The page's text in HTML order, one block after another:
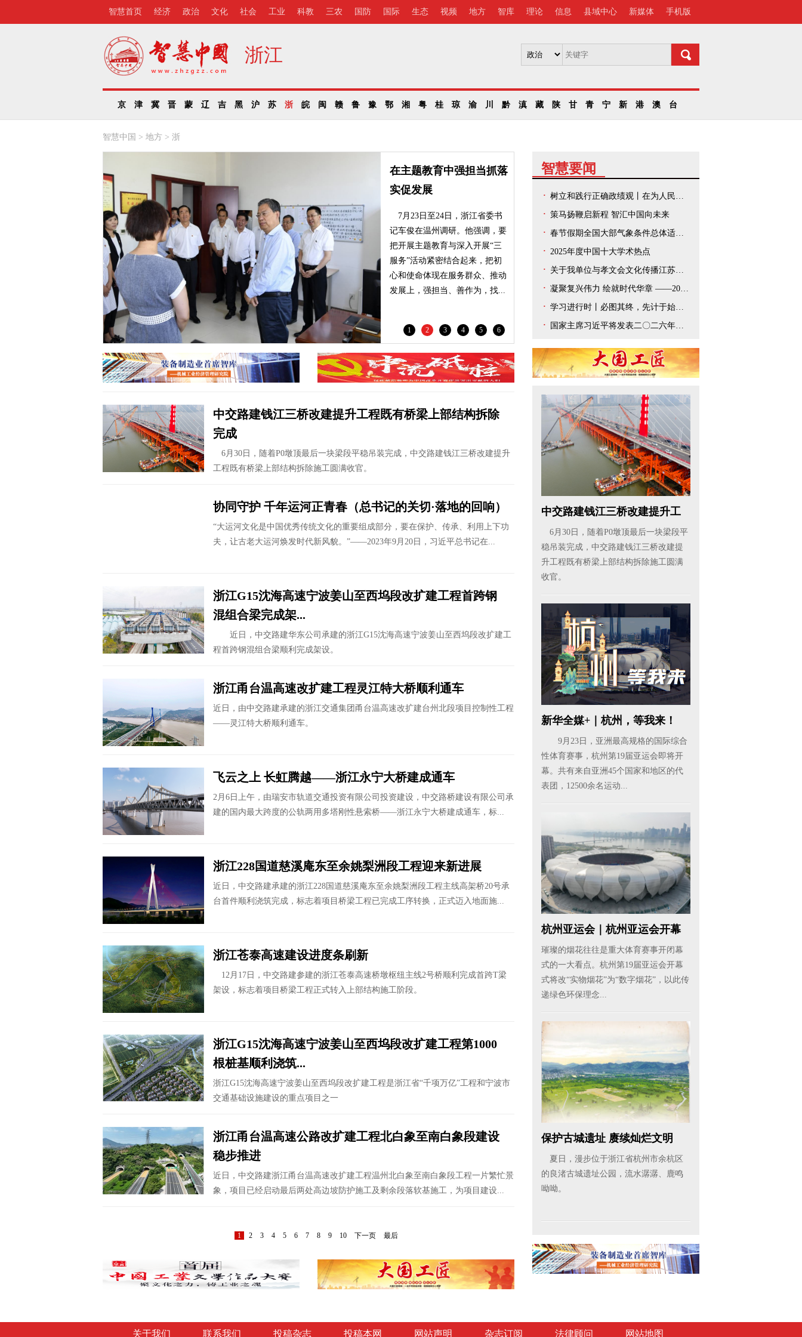
智慧首页 经济 政治 文化 社会 工业 科教 三农 国防 国际 生态 视频 地方 智库 理论 信息 县域中心 新媒体 手机版
浙江
京 津 冀 晋 蒙 辽 吉 黑 沪 苏 浙 皖 闽 赣 鲁 豫 鄂 湘 粤 桂 琼 渝 川 黔 滇 藏 陕 甘 青 宁 新 港 澳 台
智慧中国 > 地方 > 浙
在主题教育中强担当抓落
实促发展
7月23日至24日，浙江省委书
记车俊在温州调研。他强调，要
把开展主题教育与深入开展“三
服务”活动紧密结合起来，把初
心和使命体现在服务群众、推动
发展上，强担当、善作为，找...
1 2 3 4 5 6
中交路建钱江三桥改建提升工程既有桥梁上部结构拆除
完成
6月30日，随着P0墩顶最后一块梁段平稳吊装完成，中交路建钱江三桥改建提升
工程既有桥梁上部结构拆除施工圆满收官。
协同守护 千年运河正青春（总书记的关切·落地的回响）
“大运河文化是中国优秀传统文化的重要组成部分，要在保护、传承、利用上下功
夫，让古老大运河焕发时代新风貌。”——2023年9月20日，习近平总书记在...
浙江G15沈海高速宁波姜山至西坞段改扩建工程首跨钢
混组合梁完成架...
近日，中交路建华东公司承建的浙江G15沈海高速宁波姜山至西坞段改扩建工
程首跨钢混组合梁顺利完成架设。
浙江甬台温高速改扩建工程灵江特大桥顺利通车
近日，由中交路建承建的浙江交通集团甬台温高速改扩建台州北段项目控制性工程
——灵江特大桥顺利通车。
飞云之上 长虹腾越——浙江永宁大桥建成通车
2月6日上午，由瑞安市轨道交通投资有限公司投资建设，中交路桥建设有限公司承
建的国内最大跨度的公轨两用多塔刚性悬索桥——浙江永宁大桥建成通车，标...
浙江228国道慈溪庵东至余姚梨洲段工程迎来新进展
近日，中交路建承建的浙江228国道慈溪庵东至余姚梨洲段工程主线高架桥20号承
台首件顺利浇筑完成，标志着项目桥梁工程已完成工序转换，正式迈入地面施...
浙江苍泰高速建设进度条刷新
12月17日，中交路建参建的浙江苍泰高速桥墩枢纽主线2号桥顺利完成首跨T梁
架设，标志着项目桥梁工程正式转入上部结构施工阶段。
浙江G15沈海高速宁波姜山至西坞段改扩建工程第1000
根桩基顺利浇筑...
浙江G15沈海高速宁波姜山至西坞段改扩建工程是浙江省“千项万亿”工程和宁波市
交通基础设施建设的重点项目之一
浙江甬台温高速公路改扩建工程北白象至南白象段建设
稳步推进
近日，中交路建浙江甬台温高速改扩建工程温州北白象至南白象段工程一片繁忙景
象，项目已经启动最后两处高边坡防护施工及剩余段落软基施工，为项目建设...
1 2 3 4 5 6 7 8 9 10 下一页 最后
智慧要闻
树立和践行正确政绩观丨在为人民出政绩、以实干出政绩上走在前、作示范——中央和国家机关、人民团体扎实开展树立和践行正确政绩观学习教育
策马扬鞭启新程 智汇中国向未来
春节假期全国大部气象条件总体适宜出游
2025年度中国十大学术热点
关于我单位与孝文会文化传播江苏有限公司解除合作协议的声明
凝聚复兴伟力 绘就时代华章 ——2025年宣传思想文化事业开创新局面
学习进行时丨必图其终，先计于始——总书记新年贺词给我们以深刻启迪
国家主席习近平将发表二〇二六年新年贺词
中交路建钱江三桥改建提升工
程既有...
6月30日，随着P0墩顶最后一块梁段平
稳吊装完成，中交路建钱江三桥改建提
升工程既有桥梁上部结构拆除施工圆满
收官。
新华全媒+｜杭州，等我来！
9月23日，亚洲最高规格的国际综合
性体育赛事，杭州第19届亚运会即将开
幕。共有来自亚洲45个国家和地区的代
表团，12500余名运动...
杭州亚运会｜杭州亚运会开幕
式将以...
璀璨的烟花往往是重大体育赛事开闭幕
式的一大看点。杭州第19届亚运会开幕
式将改“实物烟花”为“数字烟花”，以此传
递绿色环保理念...
保护古城遗址 赓续灿烂文明
夏日，漫步位于浙江省杭州市余杭区
的良渚古城遗址公园，流水潺潺、鹿鸣
呦呦。
关于我们 联系我们 投稿杂志 投稿本网 网站声明 杂志订阅 法律顾问 网站地图